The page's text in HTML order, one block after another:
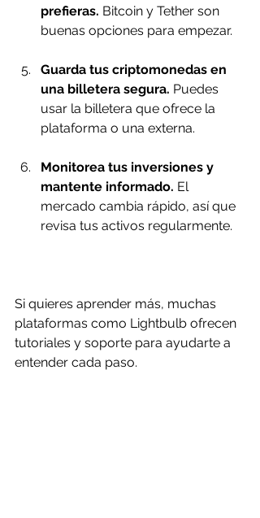
prefieras. Bitcoin y Tether son
buenas opciones para empezar.
Guarda tus criptomonedas en
una billetera segura. Puedes
usar la billetera que ofrece la
plataforma o una externa.
Monitorea tus inversiones y
mantente informado. El
mercado cambia rápido, así que
revisa tus activos regularmente.
Si quieres aprender más, muchas
plataformas como Lightbulb ofrecen
tutoriales y soporte para ayudarte a
entender cada paso.